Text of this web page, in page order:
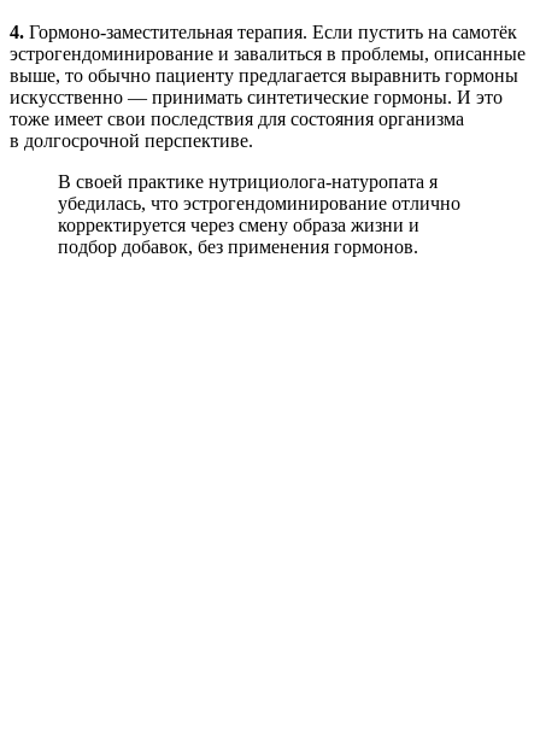
4. Гормоно-заместительная терапия. Если пустить на самотёк
эстрогендоминирование и завалиться в проблемы, описанные
выше, то обычно пациенту предлагается выравнить гормоны
искусственно — принимать синтетические гормоны. И это
тоже имеет свои последствия для состояния организма
в долгосрочной перспективе.
В своей практике нутрициолога-натуропата я
убедилась, что эстрогендоминирование отлично
корректируется через смену образа жизни и
подбор добавок, без применения гормонов.